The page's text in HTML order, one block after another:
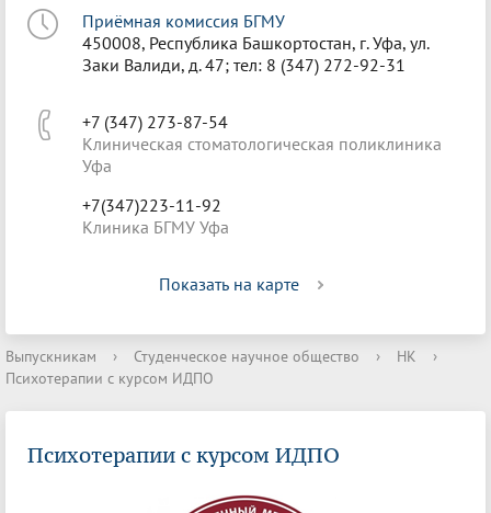
Приёмная комиссия БГМУ
450008, Республика Башкортостан, г. Уфа, ул.
Заки Валиди, д. 47; тел: 8 (347) 272-92-31
+7 (347) 273-87-54
Клиническая стоматологическая поликлиника
Уфа
+7(347)223-11-92
Клиника БГМУ Уфа
Показать на карте
Выпускникам › Студенческое научное общество › НК
›
Психотерапии с курсом ИДПО
Психотерапии с курсом ИДПО